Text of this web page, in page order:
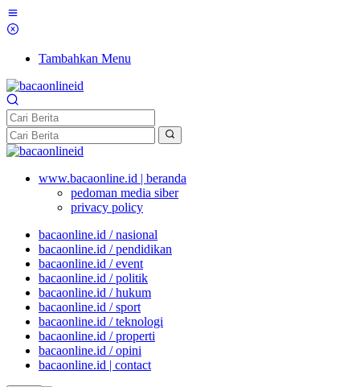
Tambahkan Menu
www.bacaonline.id | beranda
pedoman media siber
privacy policy
bacaonline.id / nasional
bacaonline.id / pendidikan
bacaonline.id / event
bacaonline.id / politik
bacaonline.id / hukum
bacaonline.id / sport
bacaonline.id / teknologi
bacaonline.id / properti
bacaonline.id / opini
bacaonline.id | contact